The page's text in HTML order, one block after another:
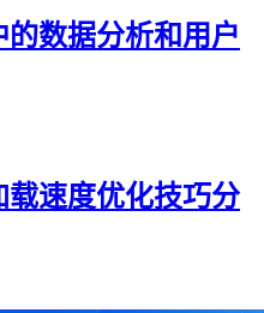
数据分析和用户
载速度优化技巧分